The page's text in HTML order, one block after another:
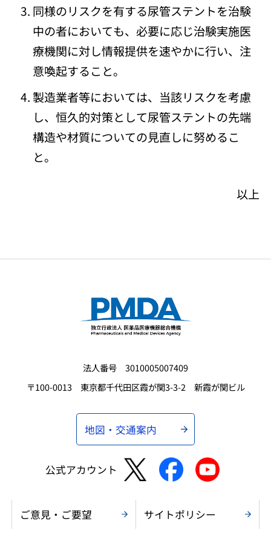
同様のリスクを有する尿管ステントを治験
中の者においても、必要に応じ治験実施医
療機関に対し情報提供を速やかに行い、注
意喚起すること。
製造業者等においては、当該リスクを考慮
し、恒久的対策として尿管ステントの先端
構造や材質についての見直しに努めるこ
と。
以上
法人番号 3010005007409
〒100-0013 東京都千代田区霞が関3-3-2 新霞が関ビル
地図・交通案内
公式アカウント
ご意見・ご要望 サイトポリシー